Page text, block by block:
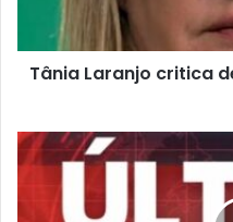
Tânia Laranjo critica